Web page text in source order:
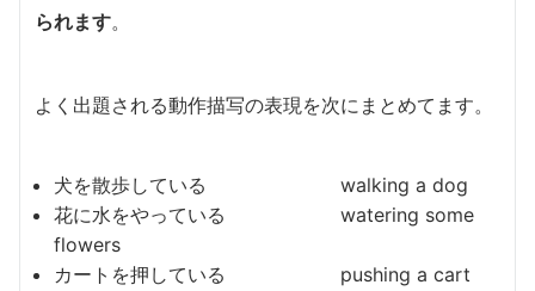
られます。
よく出題される動作描写の表現を次にまとめてます。
犬を散歩している walking a dog
花に水をやっている watering some
flowers
カートを押している pushing a cart